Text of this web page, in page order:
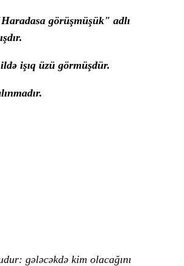
görüşmüşük" adlı
işıq üzü görmüşdür.
gələcəkdə kim olacağını